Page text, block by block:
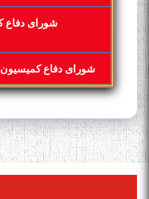
شورای دفاع
شورای دفاع